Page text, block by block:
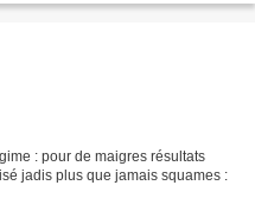
: pour de maigres résultats
jadis plus que jamais squames :